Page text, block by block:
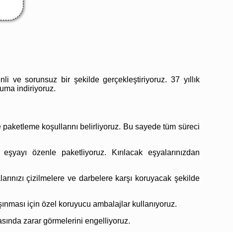
ve sorunsuz bir şekilde gerçekleştiriyoruz. 37 yıllık
indiriyoruz.
paketleme koşullarını belirliyoruz. Bu sayede tüm süreci
özenle paketliyoruz. Kırılacak eşyalarınızdan
çizilmelere ve darbelere karşı koruyacak şekilde
için özel koruyucu ambalajlar kullanıyoruz.
zarar görmelerini engelliyoruz.